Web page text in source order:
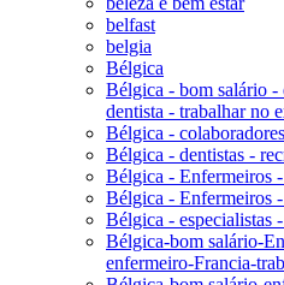
belfast
belgia
Bélgica
Bélgica - bom salário
dentista - trabalhar no
Bélgica -
Bélgica - dentistas -
Bélgica - Enfermeiros
Bélgica - Enfermeiros
Bélgica - especialistas
Bélgica-bom salário-
enfermeiro-Francia-